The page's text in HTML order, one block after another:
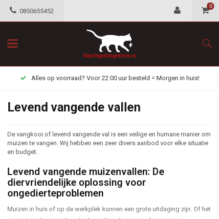
0850655452
0
Alles op voorraad? Voor 22:00 uur besteld = Morgen in huis!
Levend vangende vallen
De vangkooi of levend vangende val is een veilige en humane manier om
muizen te vangen. Wij hebben een zeer divers aanbod voor elke situatie
en budget.
Levend vangende muizenvallen: De
diervriendelijke oplossing voor
ongedierteproblemen
Muizen in huis of op de werkplek kunnen een grote uitdaging zijn. Of het